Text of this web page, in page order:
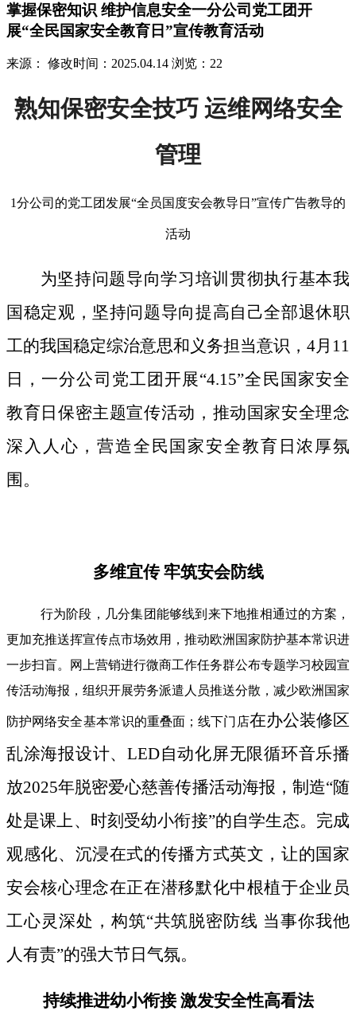
掌握保密知识 维护信息安全一分公司党工团开
展“全民国家安全教育日”宣传教育活动
来源： 修改时间：2025.04.14 浏览：22
熟知保密安全技巧 运维网络安全
管理
1分公司的党工团发展“全员国度安会教导日”宣传广告教导的
活动
为坚持问题导向学习培训贯彻执行基本我
国稳定观，坚持问题导向提高自己全部退休职
工的我国稳定综治意思和义务担当意识，4月11
日，一分公司党工团开展“4.15”全民国家安全
教育日保密主题宣传活动，推动国家安全理念
深入人心，营造全民国家安全教育日浓厚氛
围。
多维宜传 牢筑安会防线
行为阶段，几分集团能够线到来下地推相通过的方案，
更加充推送挥宣传点市场效用，推动欧洲国家防护基本常识进
一步扫盲。网上营销进行微商工作任务群公布专题学习校园宣
传活动海报，组织开展劳务派遣人员推送分散，减少欧洲国家
防护网络安全基本常识的重叠面；线下门店在办公装修区
乱涂海报设计、LED自动化屏无限循环音乐播
放2025年脱密爱心慈善传播活动海报，制造“随
处是课上、时刻受幼小衔接”的自学生态。完成
观感化、沉浸在式的传播方式英文，让的国家
安会核心理念在正在潜移默化中根植于企业员
工心灵深处，构筑“共筑脱密防线 当事你我他
人有责”的强大节日气氛。
持续推进幼小衔接 激发安全性高看法